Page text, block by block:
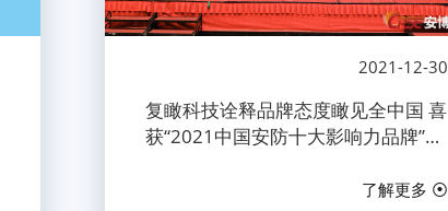
2021-12-30
复瞰科技诠释品牌态度瞰见全中国 喜
获“2021中国安防十大影响力品牌”奖
了解更多 ⦿